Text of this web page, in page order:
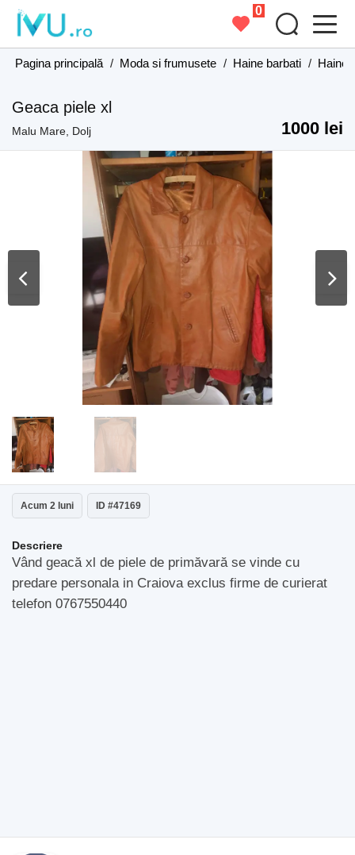
0
Pagina principală / Moda si frumusete / Haine barbati / Haine
Geaca piele xl
Malu Mare, Dolj 1000 lei
Acum 2 luni ID #47169
Descriere
Vând geacă xl de piele de primăvară se vinde cu
predare personala in Craiova exclus firme de curierat
telefon 0767550440